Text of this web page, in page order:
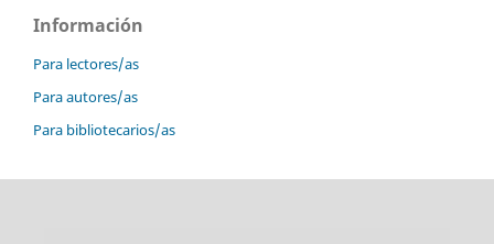
Información
Para lectores/as
Para autores/as
Para bibliotecarios/as